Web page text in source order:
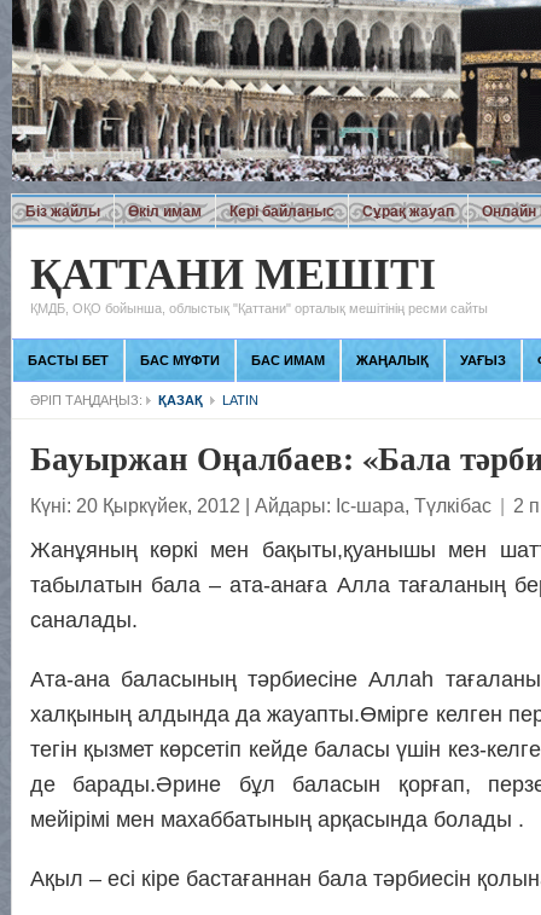
Біз жайлы Өкіл имам Кері байланыс Сұрақ жауап Онлайн
ҚАТТАНИ МЕШІТІ
ҚМДБ, ОҚО бойынша, облыстық "Қаттани" орталық мешітінің ресми сайты
БАСТЫ БЕТ БАС МҮФТИ БАС ИМАМ ЖАҢАЛЫҚ УАҒЫЗ
ӘРІП ТАҢДАҢЫЗ: ҚАЗАҚ LATIN
Бауыржан Оңалбаев: «Бала
Күні: 20 Қыркүйек, 2012 | Айдары: Іс-шара, Түлкібас | 2
Жанұяның көркі мен бақыты,қуанышы мен
табылатын бала – ата-анаға Алла тағаланың
саналады.
Ата-ана баласының тәрбиесіне Аллаһ
халқының алдында да жауапты.Өмірге келген
тегін қызмет көрсетіп кейде баласы үшін кез-
де барады.Әрине бұл баласын қорғап,
мейірімі мен махаббатының арқасында болады .
Ақыл – есі кіре бастағаннан бала тәрбиесін